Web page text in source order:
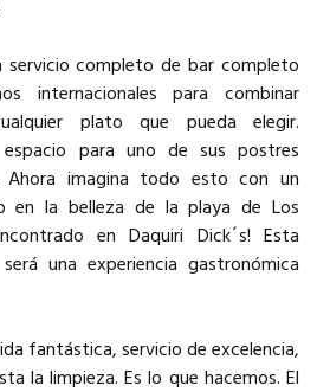
servicio completo de bar completo
internacionales para combinar
plato que pueda elegir.
para uno de sus postres
Ahora imagina todo esto con un
en la belleza de la playa de Los
en Daquiri Dick´s! Esta
una experiencia gastronómica
fantástica, servicio de excelencia,
la limpieza. Es lo que hacemos. El